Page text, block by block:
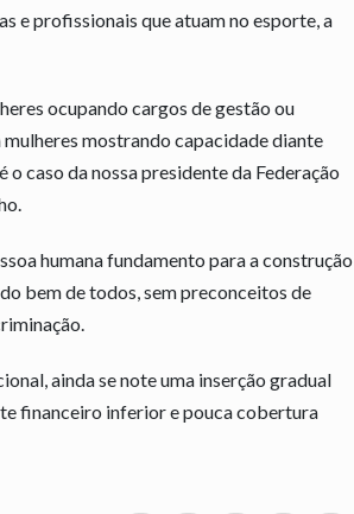
e profissionais que atuam no esporte, a
ocupando cargos de gestão ou
mostrando capacidade diante
caso da nossa presidente da Federação
humana fundamento para a construção
bem de todos, sem preconceitos de
ainda se note uma inserção gradual
financeiro inferior e pouca cobertura